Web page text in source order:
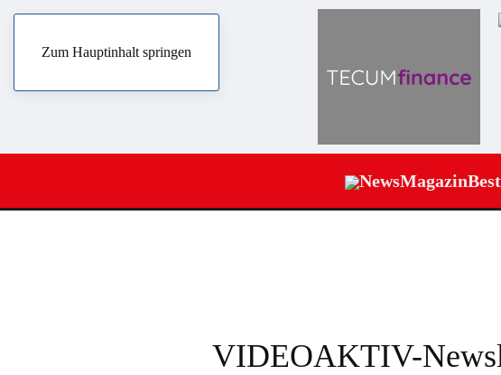
Zum Hauptinhalt springen
NewsMagazin
VIDEOAKTIV-